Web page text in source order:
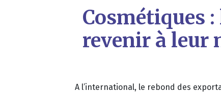
Cosmétiques
revenir à leur
A l’international, le rebond des